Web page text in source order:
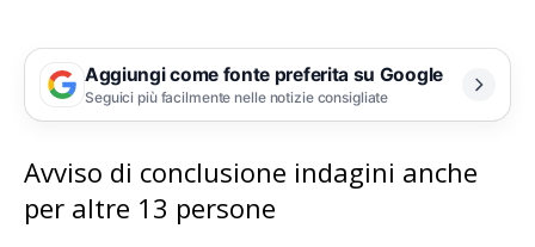
Aggiungi come fonte preferita su Google
Seguici più facilmente nelle notizie consigliate
Avviso di conclusione indagini anche
per altre 13 persone